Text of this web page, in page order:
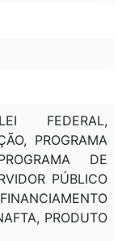
FEDERAL,
PROGRAMA
DE
PÚBLICO
PRODUTO